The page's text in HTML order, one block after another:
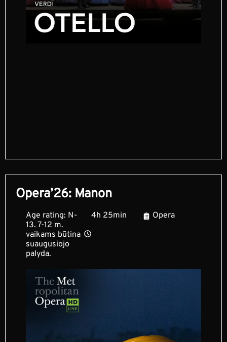
Opera’26: Manon
Age rating: N-
13. 7-12 m.
vaikams būtina
suaugusiojo
palyda.
4h 25min Opera